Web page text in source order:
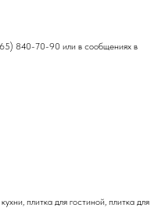
840-70-90 или в сообщениях в
плитка для гостиной, плитка для